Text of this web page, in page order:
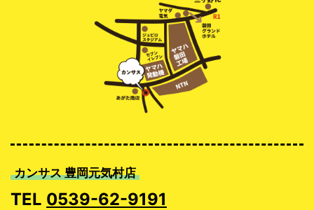
カンサス 豊岡元気村店
TEL 0539-62-9191